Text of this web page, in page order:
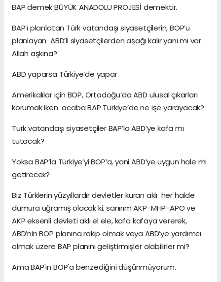
BAP demek BÜYÜK ANADOLU PROJESİ demektir.
BAP’ı planlatan Türk vatandaşı siyasetçilerin, BOP’u
planlayan ABD’li siyasetçilerden aşağı kalır yanı mı var
Allah aşkına?
ABD yaparsa Türkiye’de yapar.
Amerikalılar için BOP, Ortadoğu’da ABD ulusal çıkarları
korumak iken acaba BAP Türkiye’de ne işe yarayacak?
Türk vatandaşı siyasetçiler BAP’la ABD’ye kafa mı
tutacak?
Yoksa BAP’la Türkiye’yi BOP’a, yani ABD’ye uygun hale mi
getirecek?
Biz Türklerin yüzyıllardır devletler kuran aklı her halde
dumura uğramış olacak ki, sanırım AKP-MHP-APO ve
AKP eksenli devleti aklı el ele, kafa kafaya vererek,
ABD’nin BOP planına rakip olmak veya ABD’ye yardımcı
olmak üzere BAP planını geliştirmişler olabilirler mi?
Ama BAP'ın BOP'a benzediğini düşünmüyorum.